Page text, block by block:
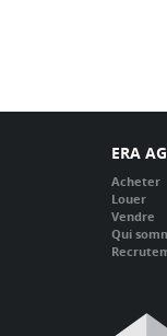
ERA
Acheter
Louer
Vendre
Qui